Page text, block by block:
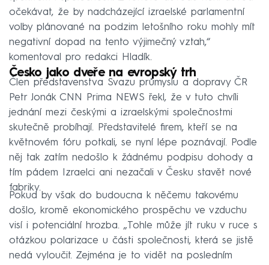
očekávat, že by nadcházející izraelské parlamentní
volby plánované na podzim letošního roku mohly mít
negativní dopad na tento výjimečný vztah,“
komentoval pro redakci Hladík.
Česko jako dveře na evropský trh
Člen představenstva Svazu průmyslu a dopravy ČR
Petr Jonák CNN Prima NEWS řekl, že v tuto chvíli
jednání mezi českými a izraelskými společnostmi
skutečně probíhají. Představitelé firem, kteří se na
květnovém fóru potkali, se nyní lépe poznávají. Podle
něj tak zatím nedošlo k žádnému podpisu dohody a
tím pádem Izraelci ani nezačali v Česku stavět nové
fabriky.
Pokud by však do budoucna k něčemu takovému
došlo, kromě ekonomického prospěchu ve vzduchu
visí i potenciální hrozba. „Tohle může jít ruku v ruce s
otázkou polarizace u části společnosti, která se jistě
nedá vyloučit. Zejména je to vidět na posledním